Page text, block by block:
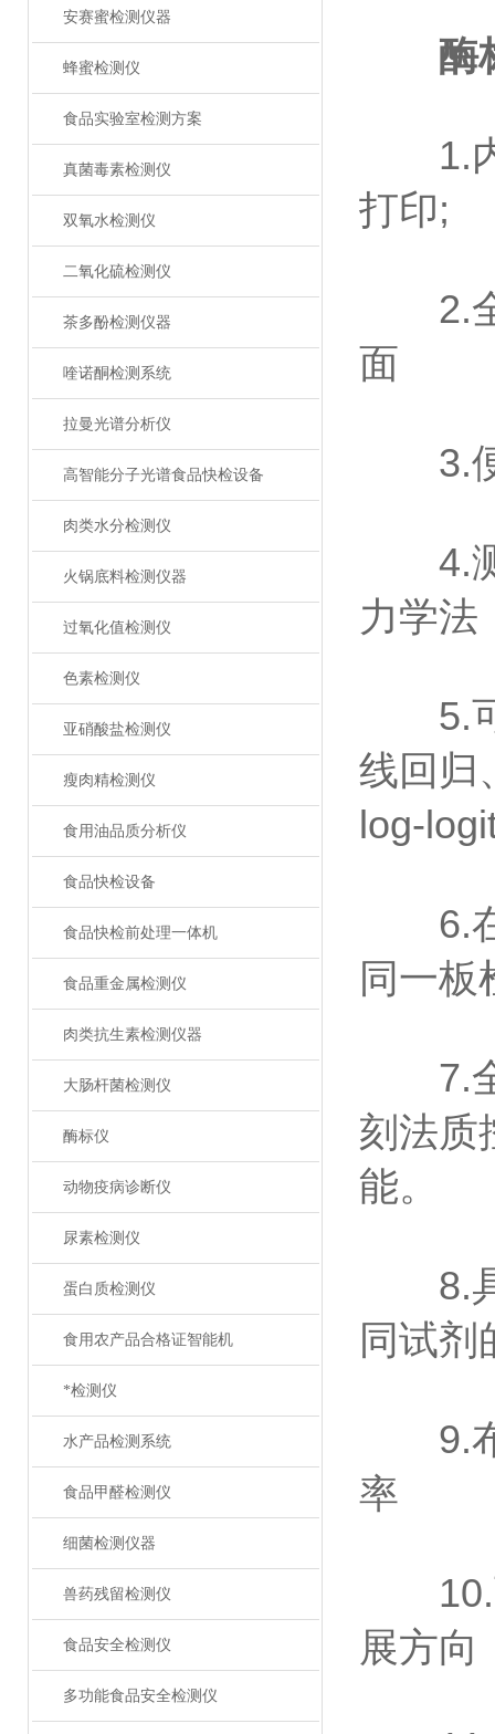
安赛蜜检测仪器
蜂蜜检测仪
食品实验室检测方案
真菌毒素检测仪
双氧水检测仪
二氧化硫检测仪
茶多酚检测仪器
喹诺酮检测系统
拉曼光谱分析仪
高智能分子光谱食品快检设备
肉类水分检测仪
火锅底料检测仪器
过氧化值检测仪
色素检测仪
亚硝酸盐检测仪
瘦肉精检测仪
食用油品质分析仪
食品快检设备
食品快检前处理一体机
食品重金属检测仪
肉类抗生素检测仪器
大肠杆菌检测仪
酶标仪
动物疫病诊断仪
尿素检测仪
蛋白质检测仪
食用农产品合格证智能机
*检测仪
水产品检测系统
食品甲醛检测仪
细菌检测仪器
兽药残留检测仪
食品安全检测仪
多功能食品安全检测仪
酶
1.内
打印;
2.全
面
3.便
4.测
力学法
5.可
线回归
log-
6.在
同一板
7.全
刻法质
能。
8.具
同试剂
9.布
率
10.可
展方向